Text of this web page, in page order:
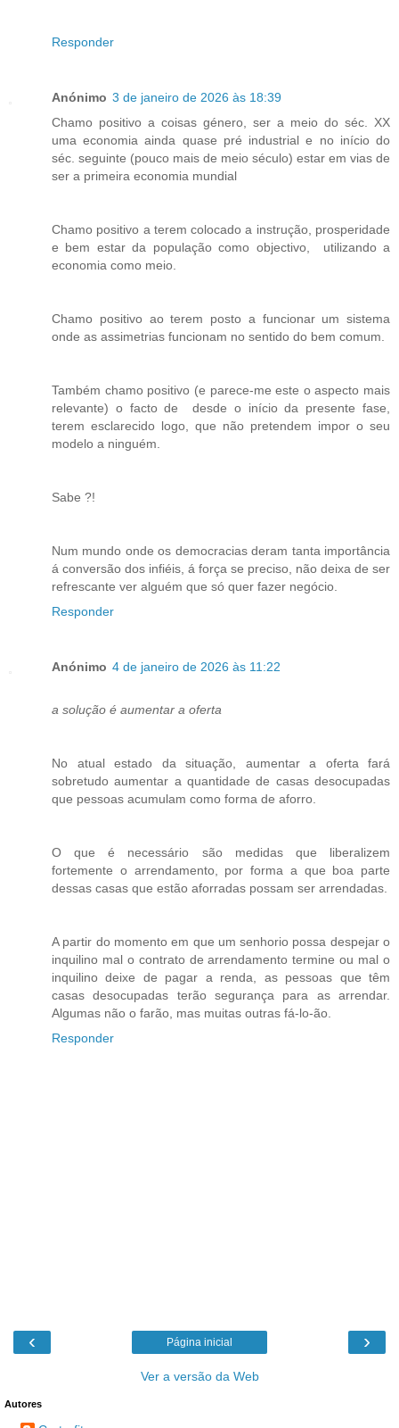
Responder
Anónimo 3 de janeiro de 2026 às 18:39
Chamo positivo a coisas género, ser a meio do séc. XX
uma economia ainda quase pré industrial e no início do
séc. seguinte (pouco mais de meio século) estar em vias de
ser a primeira economia mundial
Chamo positivo a terem colocado a instrução, prosperidade
e bem estar da população como objectivo, utilizando a
economia como meio.
Chamo positivo ao terem posto a funcionar um sistema
onde as assimetrias funcionam no sentido do bem comum.
Também chamo positivo (e parece-me este o aspecto mais
relevante) o facto de desde o início da presente fase,
terem esclarecido logo, que não pretendem impor o seu
modelo a ninguém.
Sabe ?!
Num mundo onde os democracias deram tanta importância
á conversão dos infiéis, á força se preciso, não deixa de ser
refrescante ver alguém que só quer fazer negócio.
Responder
Anónimo 4 de janeiro de 2026 às 11:22
a solução é aumentar a oferta
No atual estado da situação, aumentar a oferta fará
sobretudo aumentar a quantidade de casas desocupadas
que pessoas acumulam como forma de aforro.
O que é necessário são medidas que liberalizem
fortemente o arrendamento, por forma a que boa parte
dessas casas que estão aforradas possam ser arrendadas.
A partir do momento em que um senhorio possa despejar o
inquilino mal o contrato de arrendamento termine ou mal o
inquilino deixe de pagar a renda, as pessoas que têm
casas desocupadas terão segurança para as arrendar.
Algumas não o farão, mas muitas outras fá-lo-ão.
Responder
‹ ›
Página inicial
Ver a versão da Web
Autores